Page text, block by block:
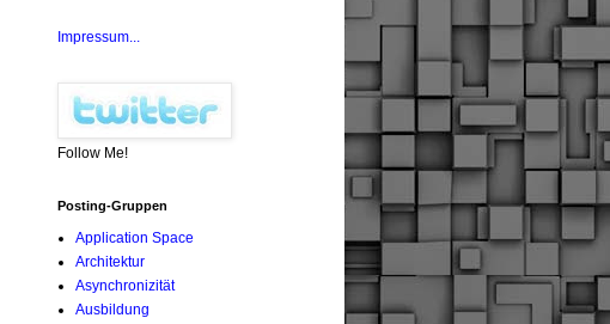
Impressum...
Follow Me!
Posting-Gruppen
Application Space
Architektur
Asynchronizität
Ausbildung